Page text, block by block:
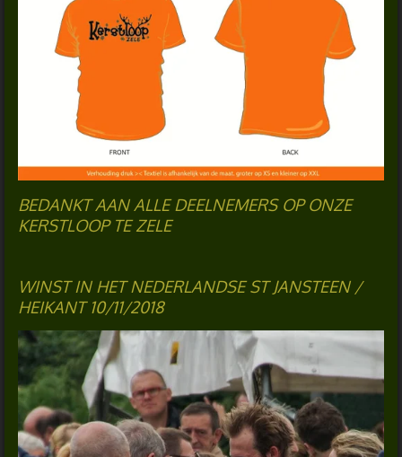
BEDANKT AAN ALLE DEELNEMERS OP ONZE
KERSTLOOP TE ZELE
WINST IN HET NEDERLANDSE ST JANSTEEN /
HEIKANT 10/11/2018